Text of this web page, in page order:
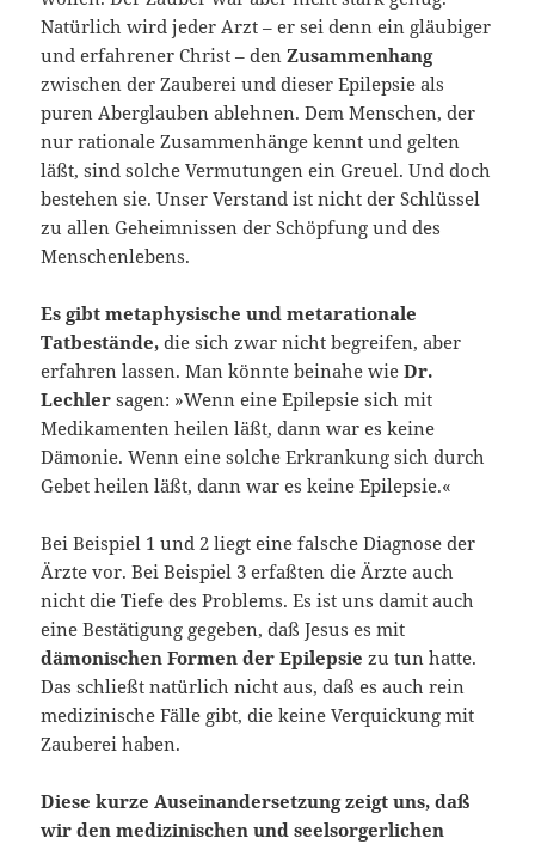
Natürlich wird jeder Arzt – er sei denn ein gläubiger
und erfahrener Christ – denZusammenhang
zwischen der Zauberei und dieser Epilepsie als
puren Aberglauben ablehnen. Dem Menschen, der
nur rationale Zusammenhänge kennt und gelten
läßt, sind solche Vermutungen ein Greuel. Und doch
bestehen sie. Unser Verstand ist nicht der Schlüssel
zu allen Geheimnissen der Schöpfung und des
Menschenlebens.
Es gibt metaphysische und metarationale
Tatbestände, die sich zwar nicht begreifen, aber
erfahren lassen. Man könnte beinahe wieDr.
Lechler sagen: »Wenn eine Epilepsie sich mit
Medikamenten heilen läßt, dann war es keine
Dämonie. Wenn eine solche Erkrankung sich durch
Gebet heilen läßt, dann war es keine Epilepsie.«
Bei Beispiel 1 und 2 liegt eine falsche Diagnose der
Ärzte vor. Bei Beispiel 3 erfaßten die Ärzte auch
nicht die Tiefe des Problems. Es ist uns damit auch
eine Bestätigung gegeben, daß Jesus es mit
dämonischen Formen der Epilepsie zu tun hatte.
Das schließt natürlich nicht aus, daß es auch rein
medizinische Fälle gibt, die keine Verquickung mit
Zauberei haben.
Diese kurze Auseinandersetzung zeigt uns, daß
wir den medizinischen und seelsorgerlichen